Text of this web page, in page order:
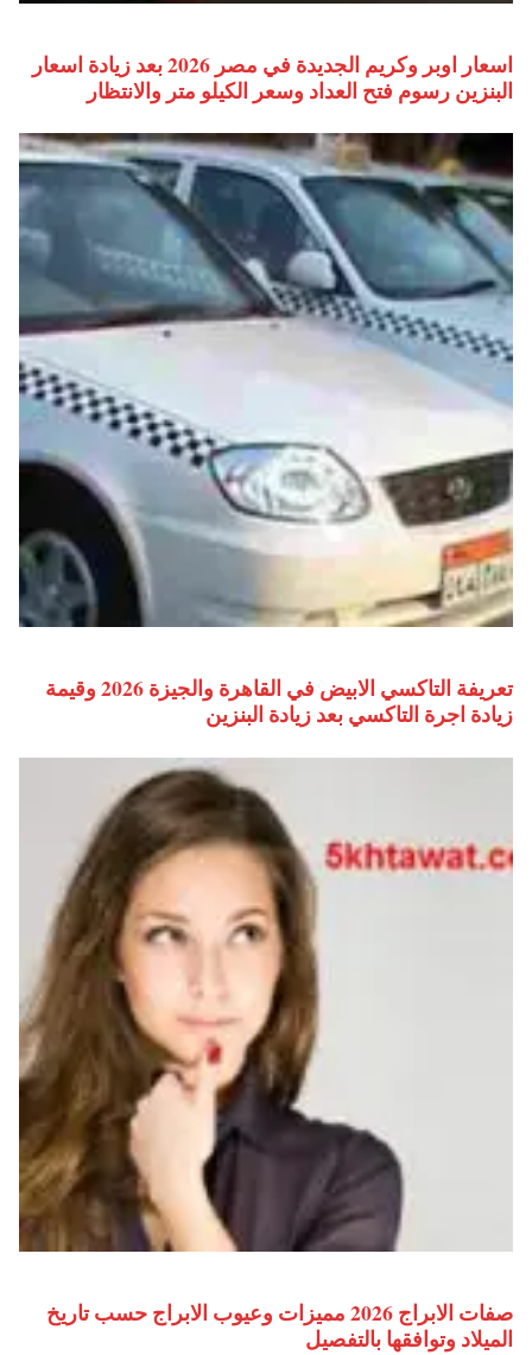
اسعار اوبر وكريم الجديدة في مصر 2026 بعد زيادة اسعار
البنزين رسوم فتح العداد وسعر الكيلو متر والانتظار
تعريفة التاكسي الابيض في القاهرة والجيزة 2026 وقيمة
زيادة اجرة التاكسي بعد زيادة البنزين
صفات الابراج 2026 مميزات وعيوب الابراج حسب تاريخ
الميلاد وتوافقها بالتفصيل